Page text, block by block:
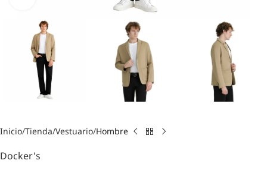
Inicio Tienda Vestuario Hombre
Docker's